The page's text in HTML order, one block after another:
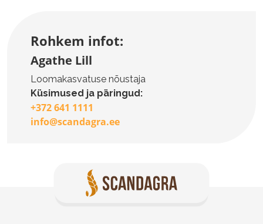
Rohkem infot:
Agathe Lill
Loomakasvatuse nõustaja
Küsimused ja päringud:
+372 641 1111
info@scandagra.ee